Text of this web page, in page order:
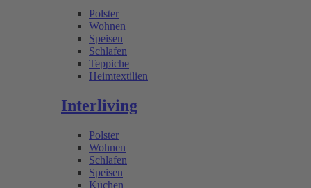
Polster
Wohnen
Speisen
Schlafen
Teppiche
Heimtextilien
Interliving
Polster
Wohnen
Schlafen
Speisen
Küchen